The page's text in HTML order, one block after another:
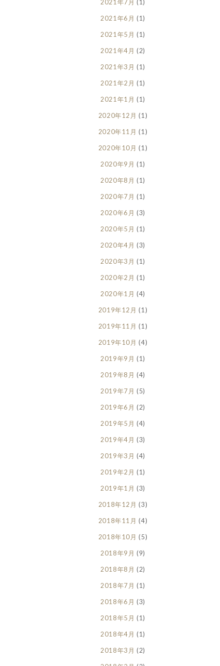
2021年7月 (1)
2021年6月 (1)
2021年5月 (1)
2021年4月 (2)
2021年3月 (1)
2021年2月 (1)
2021年1月 (1)
2020年12月 (1)
2020年11月 (1)
2020年10月 (1)
2020年9月 (1)
2020年8月 (1)
2020年7月 (1)
2020年6月 (3)
2020年5月 (1)
2020年4月 (3)
2020年3月 (1)
2020年2月 (1)
2020年1月 (4)
2019年12月 (1)
2019年11月 (1)
2019年10月 (4)
2019年9月 (1)
2019年8月 (4)
2019年7月 (5)
2019年6月 (2)
2019年5月 (4)
2019年4月 (3)
2019年3月 (4)
2019年2月 (1)
2019年1月 (3)
2018年12月 (3)
2018年11月 (4)
2018年10月 (5)
2018年9月 (9)
2018年8月 (2)
2018年7月 (1)
2018年6月 (3)
2018年5月 (1)
2018年4月 (1)
2018年3月 (2)